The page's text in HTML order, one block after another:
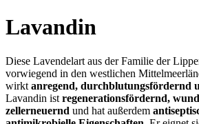
Lavandin
Diese Lavendelart aus der Familie der
vorwiegend in den westlichen
wirkt anregend, durchblutungsfördernd
Lavandin ist regenerationsfördernd,
zellerneuernd und hat außerdem